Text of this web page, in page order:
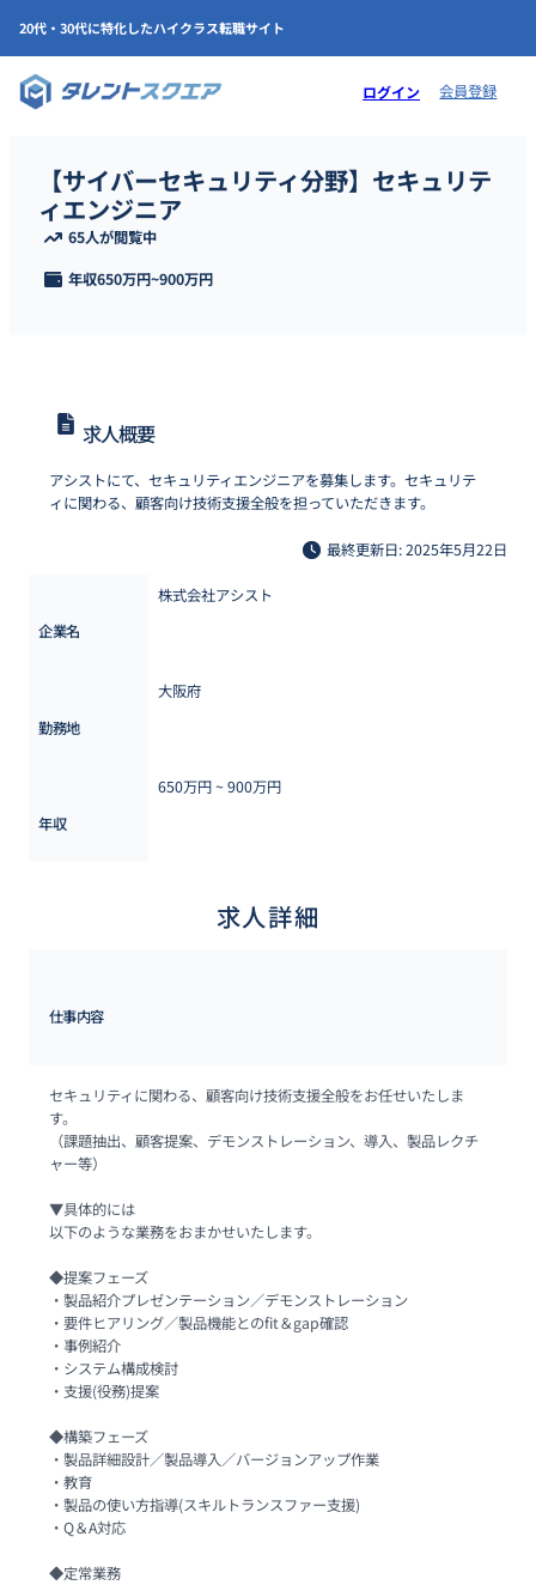
20代・30代に特化したハイクラス転職サイト
ログイン 会員登録
【サイバーセキュリティ分野】セキュリテ
ィエンジニア
65人が閲覧中
年収650万円~900万円
求人概要
アシストにて、セキュリティエンジニアを募集します。セキュリテ
ィに関わる、顧客向け技術支援全般を担っていただきます。
最終更新日: 2025年5月22日
企業名
株式会社アシスト
勤務地
大阪府
年収
650万円 ~ 900万円
求人詳細
仕事内容
セキュリティに関わる、顧客向け技術支援全般をお任せいたしま
す。
（課題抽出、顧客提案、デモンストレーション、導入、製品レクチ
ャー等）
▼具体的には
以下のような業務をおまかせいたします。
◆提案フェーズ
・製品紹介プレゼンテーション／デモンストレーション
・要件ヒアリング／製品機能とのfit＆gap確認
・事例紹介
・システム構成検討
・支援(役務)提案
◆構築フェーズ
・製品詳細設計／製品導入／バージョンアップ作業
・教育
・製品の使い方指導(スキルトランスファー支援)
・Q＆A対応
◆定常業務